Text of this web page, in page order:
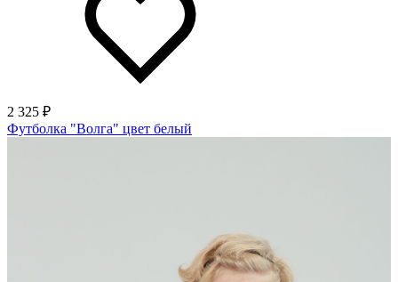
2 325 ₽
Футболка "Волга" цвет белый